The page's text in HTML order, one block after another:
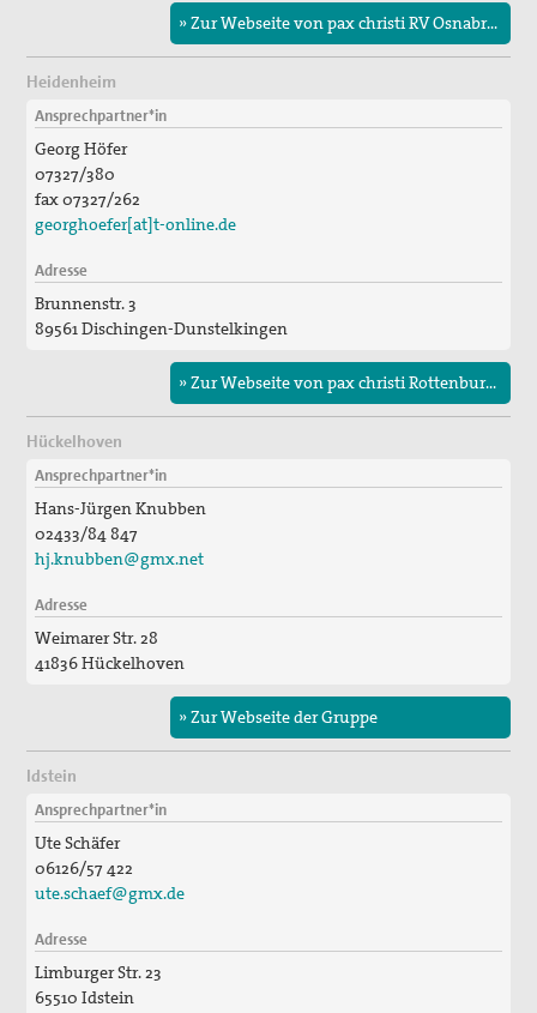
» Zur Webseite von pax christi RV Osnabrück/Hamburg
Heidenheim
Ansprechpartner*in
Georg Höfer
07327/380
fax 07327/262
georghoefer[at]t-online.de
Adresse
Brunnenstr. 3
89561 Dischingen-Dunstelkingen
» Zur Webseite von pax christi Rottenburg-Stuttgart
Hückelhoven
Ansprechpartner*in
Hans-Jürgen Knubben
02433/84 847
hj.knubben@gmx.net
Adresse
Weimarer Str. 28
41836 Hückelhoven
» Zur Webseite der Gruppe
Idstein
Ansprechpartner*in
Ute Schäfer
06126/57 422
ute.schaef@gmx.de
Adresse
Limburger Str. 23
65510 Idstein